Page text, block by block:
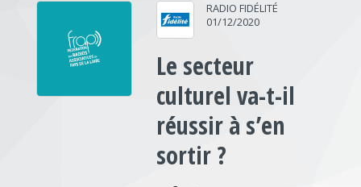
RADIO FIDÉLITÉ
01/12/2020
Le secteur
culturel va-t-il
réussir à s’en
sortir ?